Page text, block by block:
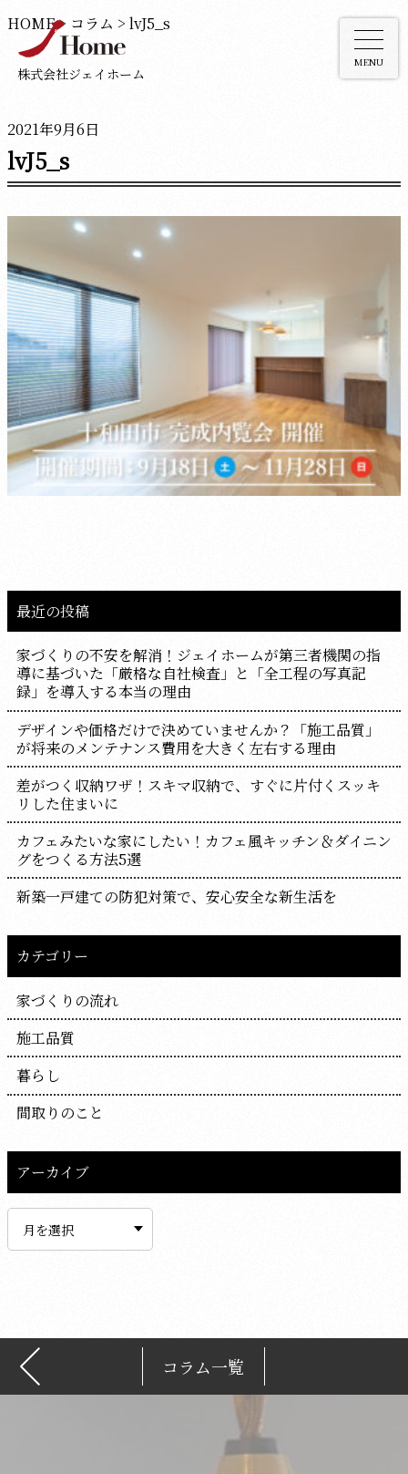
株式会社ジェイホーム
MENU
HOME> コラム > lvJ5_s
2021年9月6日
lvJ5_s
最近の投稿
家づくりの不安を解消！ジェイホームが第三者機関の指
導に基づいた「厳格な自社検査」と「全工程の写真記
録」を導入する本当の理由
デザインや価格だけで決めていませんか？「施工品質」
が将来のメンテナンス費用を大きく左右する理由
差がつく収納ワザ！スキマ収納で、すぐに片付くスッキ
リした住まいに
カフェみたいな家にしたい！カフェ風キッチン＆ダイニン
グをつくる方法5選
新築一戸建ての防犯対策で、安心安全な新生活を
カテゴリー
家づくりの流れ
施工品質
暮らし
間取りのこと
アーカイブ
イ
コラム一覧